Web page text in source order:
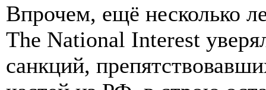
Впрочем, ещё несколько
The National Interest
санкций,